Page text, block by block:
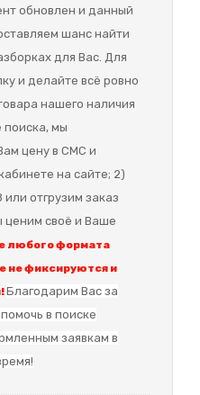
обновлен и данный
шанс найти
для Вас. Для
и делайте всё ровно
нашего наличия
поиска, мы
цену в СМС и
на сайте; 2)
отгрузим заказ
своё и Ваше
любого формата
не фиксируются и
Благодарим Вас за
в поиске
заявкам в